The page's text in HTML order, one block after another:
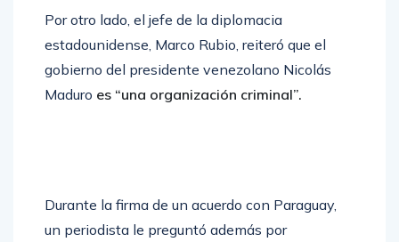
Por otro lado, el jefe de la diplomacia
estadounidense, Marco Rubio, reiteró que el
gobierno del presidente venezolano Nicolás
Maduro es “una organización criminal”.
Durante la firma de un acuerdo con Paraguay,
un periodista le preguntó además por